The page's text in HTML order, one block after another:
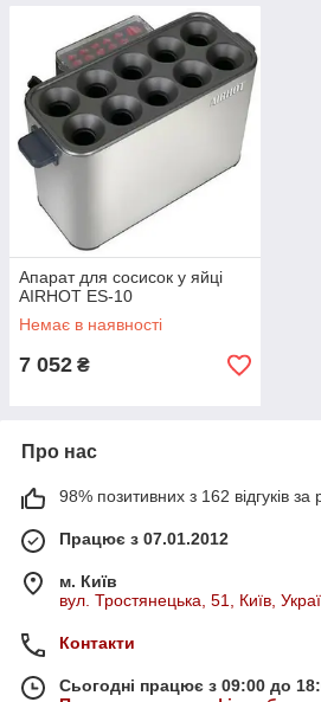
Апарат для сосисок у яйці
AIRHOT ES-10
Немає в наявності
7 052 ₴
Про нас
98% позитивних з 162 відгуків за
Працює з 07.01.2012
м. Київ
вул. Тростянецька, 51, Київ,
Контакти
Сьогодні працює з 09:00 до